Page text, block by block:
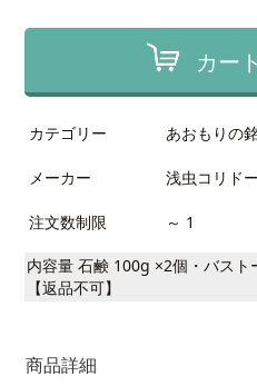
カー
カテゴリー あおもりの
メーカー 浅虫コリドー
注文数制限 ～ 1
内容量 石鹸 100g ×2個・バスト
【返品不可】
商品詳細